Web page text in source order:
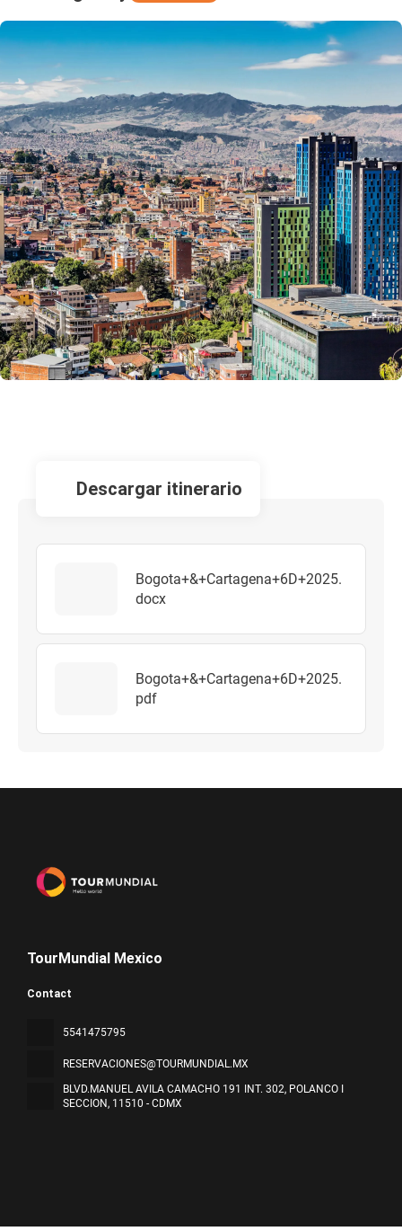
descargar itinerario
Bogota+&+Cartagena+6D+2025.
docx
Bogota+&+Cartagena+6D+2025.
pdf
TourMundial Mexico
Contact
5541475795
RESERVACIONES@TOURMUNDIAL.MX
BLVD.MANUEL AVILA CAMACHO 191 INT. 302, POLANCO I
SECCION, 11510 - CDMX